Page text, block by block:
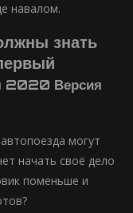
навалом.
знать
2020 Версия
могут
начать своё дело
поменьше и